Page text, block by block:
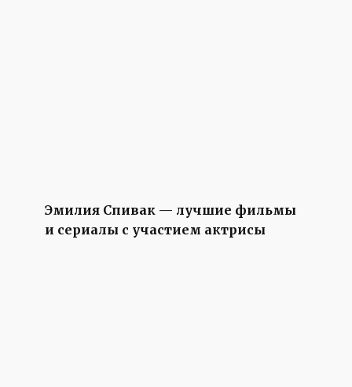
Эмилия Спивак — лучшие фильмы
и сериалы с участием актрисы